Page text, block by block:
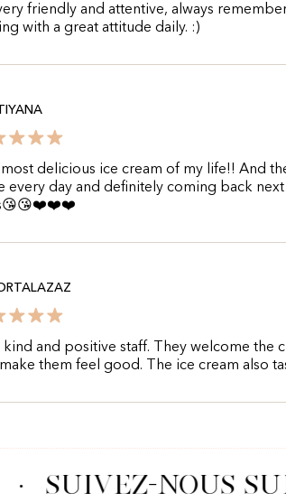
friendly and attentive, always
with a great attitude daily. :)
most delicious ice cream of my life!! And
every day and definitely coming back
kind and positive staff. They welcome the
them feel good. The ice cream also
SUIVEZ-NOUS